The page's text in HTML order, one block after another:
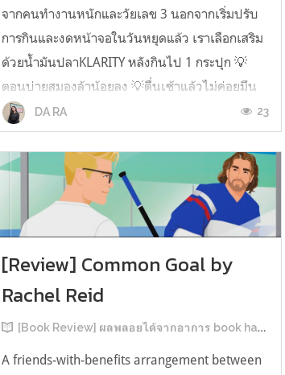
จากคนทำงานหนักและวัยเลข 3 นอกจากเริ่มปรับ
การกินและงดหน้าจอในวันหยุดแล้ว เราเลือกเสริม
ด้วยน้ำมันปลาKLARITY หลังกินไป 1 กระปุก 💡
ตอนบ่ายสมองล้าน้อยลง 💡ตื่นเช้าแล้วไม่ค่อยมึน
หัว 💡ไอเดียไม่ตัน ยิ่งทำงานสาย Content แนะนำ
ว่าควรมี ชอบตรงที่ไม่มีกลิ่นคาวเลย กินง่ายสุด
ตั้งแต่เคยกินน้ำมันปลามาเลย ใครที่เคยกิ...
DA RA 23
[Review] Common Goal by
Rachel Reid
[Book Review] ผลพลอยได้จากอาการ book hangover หลังอ่านสารพัน MM Romance
A friends-with-benefits arrangement between